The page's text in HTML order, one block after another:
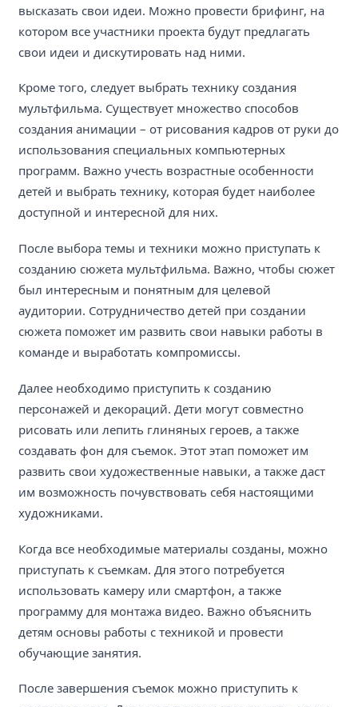
высказать свои идеи. Можно провести брифинг, на
котором все участники проекта будут предлагать
свои идеи и дискутировать над ними.
Кроме того, следует выбрать технику создания
мультфильма. Существует множество способов
создания анимации – от рисования кадров от руки до
использования специальных компьютерных
программ. Важно учесть возрастные особенности
детей и выбрать технику, которая будет наиболее
доступной и интересной для них.
После выбора темы и техники можно приступать к
созданию сюжета мультфильма. Важно, чтобы сюжет
был интересным и понятным для целевой
аудитории. Сотрудничество детей при создании
сюжета поможет им развить свои навыки работы в
команде и выработать компромиссы.
Далее необходимо приступить к созданию
персонажей и декораций. Дети могут совместно
рисовать или лепить глиняных героев, а также
создавать фон для съемок. Этот этап поможет им
развить свои художественные навыки, а также даст
им возможность почувствовать себя настоящими
художниками.
Когда все необходимые материалы созданы, можно
приступать к съемкам. Для этого потребуется
использовать камеру или смартфон, а также
программу для монтажа видео. Важно объяснить
детям основы работы с техникой и провести
обучающие занятия.
После завершения съемок можно приступить к